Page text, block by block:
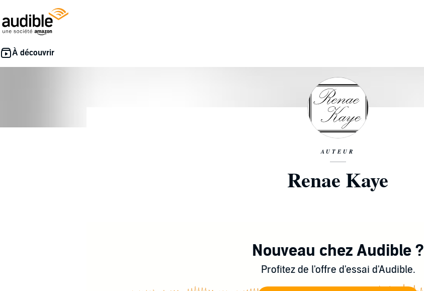
AUTEUR
Renae Kaye
Nouveau chez Audible ?
Profitez de l'offre d'essai d'Audible.